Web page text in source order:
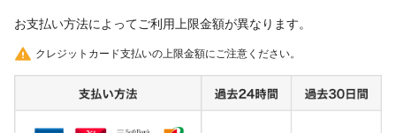
お支払い方法によってご利用上限金額が異なります。
クレジットカード支払いの上限金額にご注意ください。